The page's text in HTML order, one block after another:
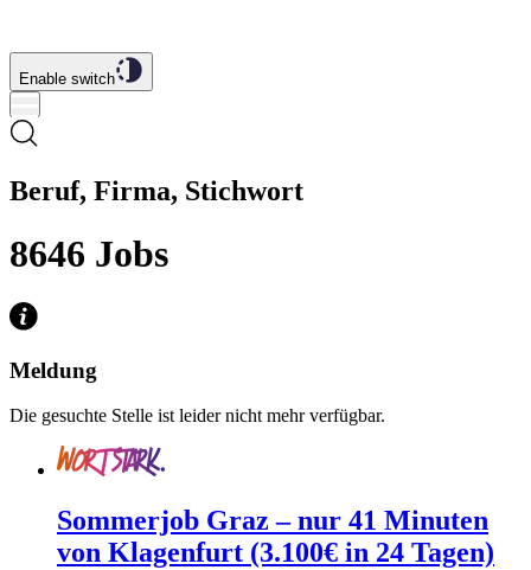
Enable switch
Beruf, Firma, Stichwort
8646 Jobs
Meldung
Die gesuchte Stelle ist leider nicht mehr verfügbar.
Sommerjob Graz – nur 41 Minuten
von Klagenfurt (3.100€ in 24 Tagen)